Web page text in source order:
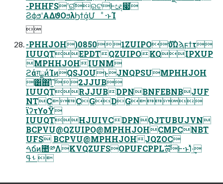
-PHHFSʹର͠ରଟͰඥ෇͘
ϨϕϧʹΑΔϑΟϧλϦϯά͕Մೳ ·ͱΊ

-PHHJOH)08501ZUIPOެࣜυΩϡϝϯτ
IUUQTEPDTQZUIPOKQIPXUP
MPHHJOHIUNM
ϩάग़ྗͷͨΊͷQSJOUͱJNQPSUMPHHJOH
͸΍Ίͯ΄͍͠2JJUB
IUUQTRJJUBDPNBNFEBNBJUF
NTCCGDG
ϊʔτϒοΫ
IUUQTHJUIVCDPNQJTUBUJVN
BCPVU@QZUIPO@MPHHJOHCMPCNBT
UFS BCPVU@MPHHJOHJQZOC
ࠓճͷ಺༰ΛKVQZUFSOPUFCPPLܗࣜͰ·ͱΊͯ·͢
ࢀߟ 